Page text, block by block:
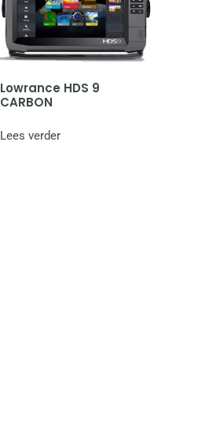
Lowrance HDS 9
CARBON
Lees verder